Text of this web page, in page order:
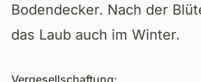
Bodendecker. Nach der
das Laub auch im Winter.
Vergesellschaftung: